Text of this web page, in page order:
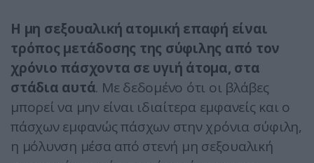
Η μη σεξουαλική ατομική επαφή είναι
τρόπος μετάδοσης της σύφιλης από τον
χρόνιο πάσχοντα σε υγιή άτομα, στα
στάδια αυτά. Με δεδομένο ότι οι βλάβες
μπορεί να μην είναι ιδιαίτερα εμφανείς και ο
πάσχων εμφανώς πάσχων στην χρόνια σύφιλη,
η μόλυνση μέσα από στενή μη σεξουαλική